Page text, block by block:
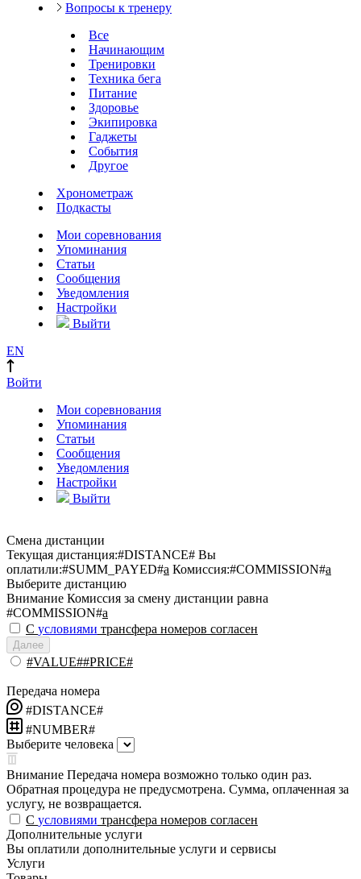
Вопросы к тренеру
Все
Начинающим
Тренировки
Техника бега
Питание
Здоровье
Экипировка
Гаджеты
События
Другое
Хронометраж
Подкасты
Мои соревнования
Упоминания
Статьи
Сообщения
Уведомления
Настройки
Выйти
EN
Войти
Мои соревнования
Упоминания
Статьи
Сообщения
Уведомления
Настройки
Выйти
Смена дистанции
Текущая дистанция:#DISTANCE# Вы
оплатили:#SUMM_PAYED#a Комиссия:#COMMISSION#a
Выберите дистанцию
Внимание Комиссия за смену дистанции равна
#COMMISSION#a
С условиями трансфера номеров согласен
Далее
#VALUE##PRICE#
Передача номера
#DISTANCE#
#NUMBER#
Выберите человека
Внимание Передача номера возможно только один раз.
Обратная процедура не предусмотрена. Сумма, оплаченная за
услугу, не возвращается.
С условиями трансфера номеров согласен
Дополнительные услуги
Вы оплатили дополнительные услуги и сервисы
Услуги